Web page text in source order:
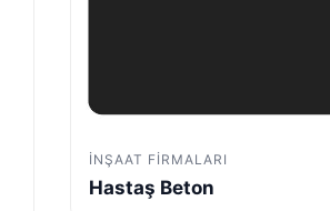
İNŞAAT FIRMALARI
Hastaş Beton